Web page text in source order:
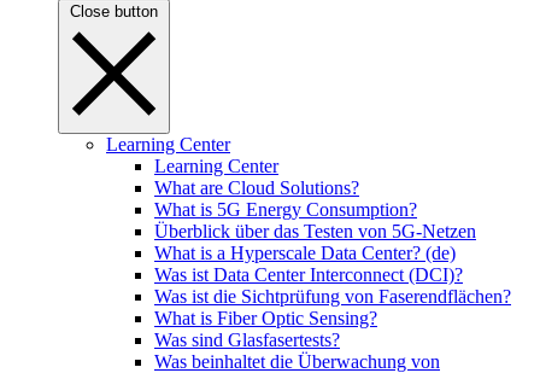
Close button
Learning Center
Learning Center
What are Cloud Solutions?
What is 5G Energy Consumption?
Überblick über das Testen von 5G-Netzen
What is a Hyperscale Data Center? (de)
Was ist Data Center Interconnect (DCI)?
Was ist die Sichtprüfung von Faserendflächen?
What is Fiber Optic Sensing?
Was sind Glasfasertests?
Was beinhaltet die Überwachung von